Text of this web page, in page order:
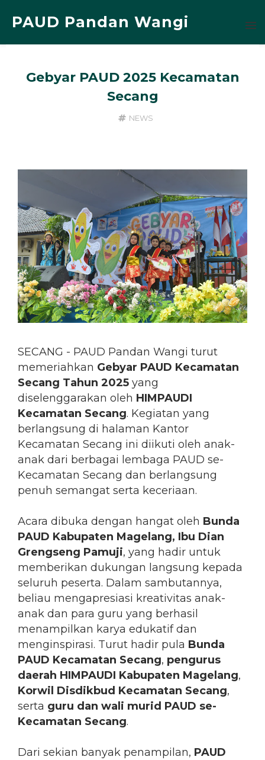
PAUD Pandan Wangi
Gebyar PAUD 2025 Kecamatan
Secang
NEWS
SECANG - PAUD Pandan Wangi turut
memeriahkan Gebyar PAUD Kecamatan
Secang Tahun 2025 yang
diselenggarakan oleh HIMPAUDI
Kecamatan Secang. Kegiatan yang
berlangsung di halaman Kantor
Kecamatan Secang ini diikuti oleh anak-
anak dari berbagai lembaga PAUD se-
Kecamatan Secang dan berlangsung
penuh semangat serta keceriaan.
Acara dibuka dengan hangat oleh Bunda
PAUD Kabupaten Magelang, Ibu Dian
Grengseng Pamuji, yang hadir untuk
memberikan dukungan langsung kepada
seluruh peserta. Dalam sambutannya,
beliau mengapresiasi kreativitas anak-
anak dan para guru yang berhasil
menampilkan karya edukatif dan
menginspirasi. Turut hadir pula Bunda
PAUD Kecamatan Secang, pengurus
daerah HIMPAUDI Kabupaten Magelang,
Korwil Disdikbud Kecamatan Secang,
serta guru dan wali murid PAUD se-
Kecamatan Secang.
Dari sekian banyak penampilan, PAUD